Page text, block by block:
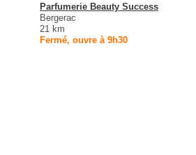
Parfumerie Beauty Success
Bergerac
21 km
Fermé, ouvre à 9h30